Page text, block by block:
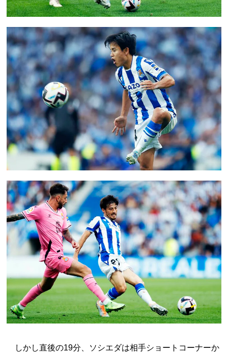
しかし直後の19分、ソシエダは相手ショートコーナーか